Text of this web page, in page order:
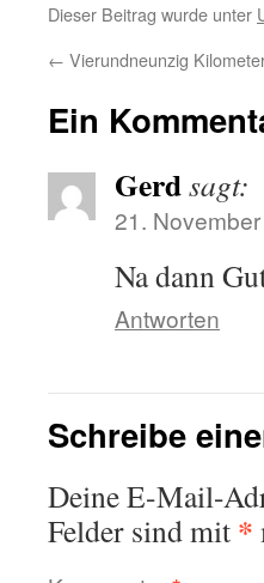
Dieser Beitrag wurde unter
← Vierundneunzig
Ein
Gerdsagt:
21.
Na dann
Antworten
Schreibe
Deine E-Mail-
Felder sind mit *